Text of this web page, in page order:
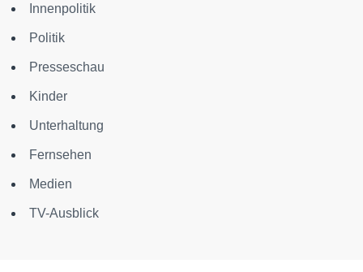
Innenpolitik
Politik
Presseschau
Kinder
Unterhaltung
Fernsehen
Medien
TV-Ausblick